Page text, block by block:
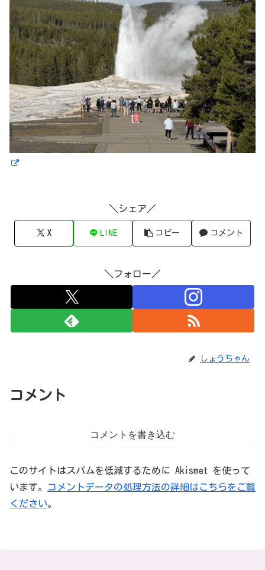
＼シェア／
X LINE コピー コメント
＼フォロー／
しょうちゃん
コメント
コメントを書き込む
このサイトはスパムを低減するために Akismet を使って
います。
コメントデータの処理方法の詳細はこちらをご覧
ください。